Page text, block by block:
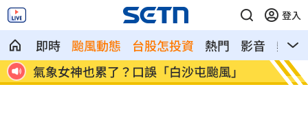
登入
即時 颱風動態 台股怎投資 熱門 影音
熱搜
酸民疑「是不是有她X照？」 黃智賢回
嗆
歐洲
冠